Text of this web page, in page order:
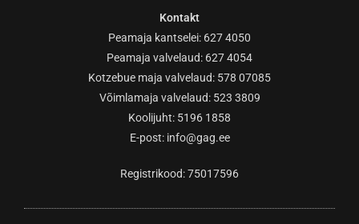
Kontakt
Peamaja kantselei: 627 4050
Peamaja valvelaud: 627 4054
Kotzebue maja valvelaud: 578 07085
Võimlamaja valvelaud: 523 3809
Koolijuht: 5196 1858
E-post: info@gag.ee
Registrikood: 75017596